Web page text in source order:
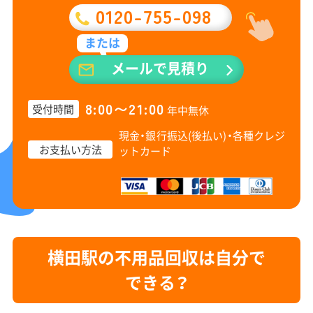
0120-755-098
または
メールで見積り
受付時間 8:00〜21:00 年中無休
お支払い方法
現金・銀行振込(後払い)・各種クレジ
ットカード
横田駅の不用品回収は自分で
できる？